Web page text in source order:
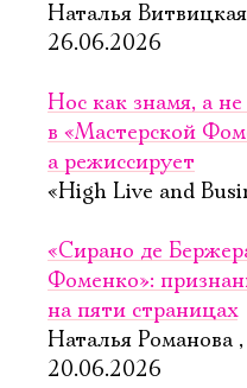
Наталья
26.06.2026
Нос как знамя, а
в «Мастерской
а режиссирует
«High Live and
«Сирано де
Фоменко»:
на пяти страницах
Наталья Романова
20.06.2026